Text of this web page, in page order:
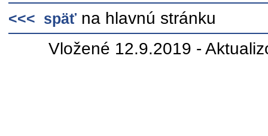
<<< späť na hlavnú stránku
Vložené 12.9.2019 -